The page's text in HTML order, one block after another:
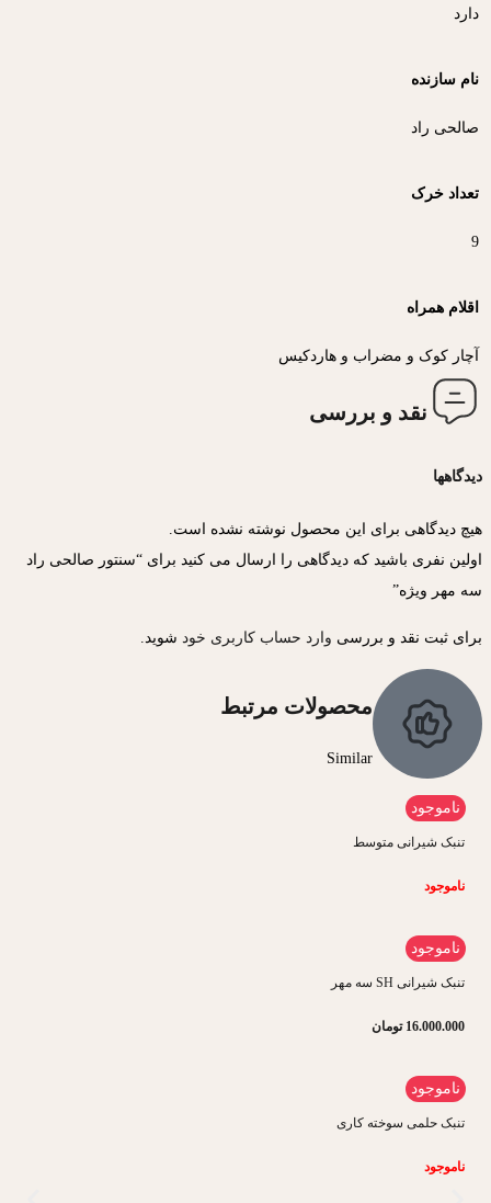
دارد
نام سازنده
صالحی راد
تعداد خرک
9
اقلام همراه
آچار کوک و مضراب و هاردکیس
نقد و بررسی
دیدگاهها
هیچ دیدگاهی برای این محصول نوشته نشده است.
اولین نفری باشید که دیدگاهی را ارسال می کنید برای “سنتور صالحی راد
سه مهر ویژه”
برای ثبت نقد و بررسی وارد حساب کاربری خود شوید.
محصولات مرتبط
Similar
ناموجود
تنبک شیرانی متوسط
ناموجود
ناموجود
تنبک شیرانی SH سه مهر
16.000.000 تومان
ناموجود
تنبک حلمی سوخته کاری
ناموجود